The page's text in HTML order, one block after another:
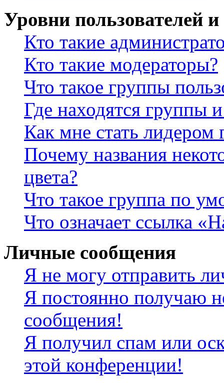
Уровни пользователей
Кто такие
Кто такие модераторы?
Что такое группы
Где находятся группы
Как мне стать лидером
Почему названия
цвета?
Что такое группа по
Что означает ссылка
Личные сообщения
Я не могу отправить
Я постоянно получаю
сообщения!
Я получил спам или
этой конференции!